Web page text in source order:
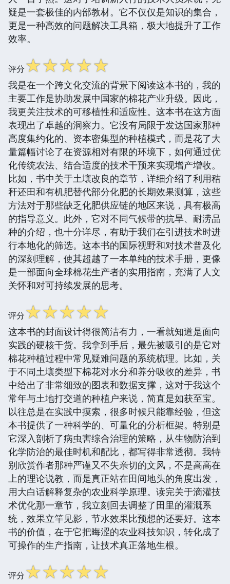
疑是一套极佳的内部教材。它不仅仅是知识的集合，
更是一种高效的问题解决工具箱，极大地提升了工作
效率。
评分☆☆☆☆☆
我是在一个跨文化交流的背景下阅读这本书的，我的
主要工作是协助发展中国家的棉花产业升级。因此，
我更关注技术的可移植性和适应性。这本书在这方面
表现出了卓越的洞察力。它没有局限于发达国家那种
高度集约化的、资本密集型的种植模式，而是花了大
量篇幅讨论了在资源相对有限的环境下，如何通过优
化传统农法、结合适度的技术干预来实现增产增收。
比如，书中关于土壤改良的章节，详细介绍了利用秸
秆还田和有机肥替代部分化肥的长期效果测算，这些
方法对于那些缺乏化肥供应链的地区来说，具有极高
的指导意义。此外，它对不同气候带的抗旱、耐涝品
种的介绍，也十分详尽，有助于我们在引进技术时进
行本地化的筛选。这本书的国际视野和对技术普及化
的深刻理解，使其超越了一本单纯的技术手册，更像
是一部面向全球棉花生产者的实用指南，充满了人文
关怀和对可持续发展的思考。
评分☆☆☆☆☆
这本书的封面设计得很简洁有力，一看就知道是面向
实践的硬核干货。我拿到手后，最先被吸引的是它对
棉花种植过程中常见疑难问题的系统梳理。比如，关
于不同土壤类型下棉花对水分和养分吸收的差异，书
中给出了非常细致的图表和数据支撑，这对于我这个
常年与土地打交道的种植户来说，简直是如获至宝。
以往总是在实践中摸索，很多时候只能靠经验，但这
本书提供了一种科学的、可量化的分析框架。特别是
它深入剖析了病虫害综合治理的策略，从生物防治到
化学防治的最佳时机和配比，都写得非常透彻。我特
别欣赏作者那种严谨又不失亲切的文风，不是高高在
上的理论说教，而是真正站在田间地头的角度出发，
用大白话解释复杂的农业科学原理。读完关于滴灌技
术优化那一章节，我立刻回去调整了田里的灌溉系
统，效果立竿见影，节水效果比预想的还要好。这本
书的价值，在于它把晦涩的农业科技知识，转化成了
可操作的生产指南，让技术真正落地生根。
评分☆☆☆☆☆